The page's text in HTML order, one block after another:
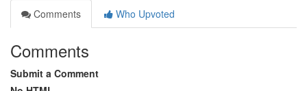
Comments
Who Upvoted
Comments
Submit a Comment